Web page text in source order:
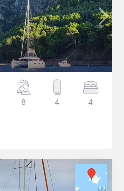
8 4 4